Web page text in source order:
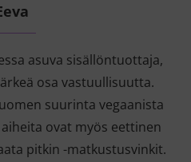
asuva sisällöntuottaja,
osa vastuullisuutta.
suurinta vegaanista
ovat myös eettinen
pitkin -matkustusvinkit.